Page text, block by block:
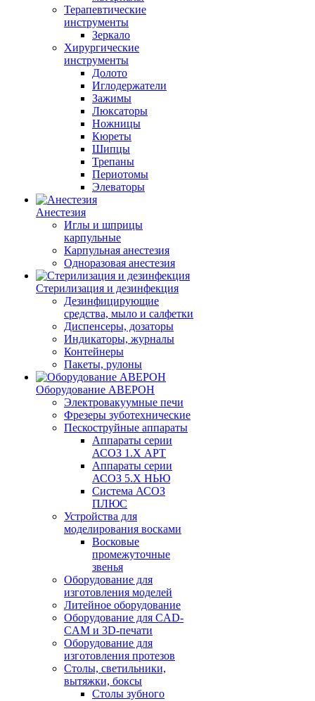
Терапевтические
инструменты
Зеркало
Хирургические
инструменты
Долото
Иглодержатели
Зажимы
Люксаторы
Ножницы
Кюреты
Шипцы
Трепаны
Периотомы
Элеваторы
Анестезия
Иглы и шприцы
карпульные
Карпульная анестезия
Одноразовая анестезия
Стерилизация и дезинфекция
Дезинфицирующие
средства, мыло и салфетки
Диспенсеры, дозаторы
Индикаторы, журналы
Контейнеры
Пакеты, рулоны
Оборудование АВЕРОН
Электровакуумные печи
Фрезеры зуботехнические
Пескоструйные аппараты
Аппараты серии
АСОЗ 1.Х АРТ
Аппараты серии
АСОЗ 5.Х НЬЮ
Система АСОЗ
ПЛЮС
Устройства для
моделирования восками
Восковые
промежуточные
звенья
Оборудование для
изготовления моделей
Литейное оборудование
Оборудование для CAD-
CAM и 3D-печати
Оборудование для
изготовления протезов
Cтолы, светильники,
вытяжки, боксы
Столы зубного